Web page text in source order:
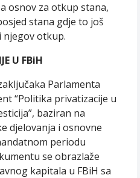
osnov za otkup stana,
stana gdje to još
otkup.
U FBiH
Parlamenta
“Politika privatizacije u
baziran na
djelovanja i osnovne
periodu
se obrazlaže
kapitala u FBiH sa